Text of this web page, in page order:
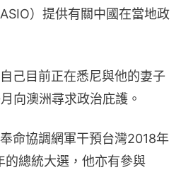
）提供有關中國在當地政
己目前正在悉尼與他的妻子
向澳洲尋求政治庇護。
命協調網軍干預台灣2018年
總統大選，他亦有參與